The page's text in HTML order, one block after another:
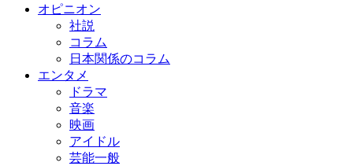
オピニオン
社説
コラム
日本関係のコラム
エンタメ
ドラマ
音楽
映画
アイドル
芸能一般